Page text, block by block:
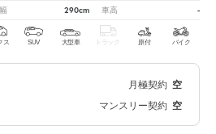
290cm 車高 -
ス SUV 大型車 トラック 原付 バイク
月極契約 空
マンスリー契約 空